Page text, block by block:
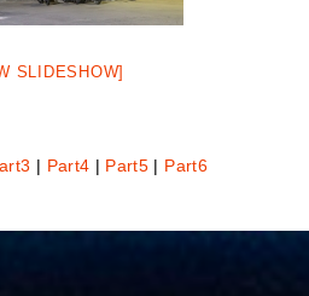
SLIDESHOW]
| Part4 | Part5 | Part6